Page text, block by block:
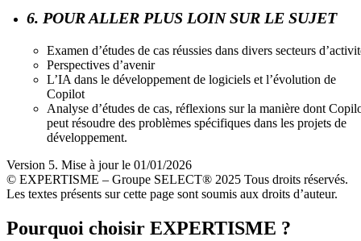
6. POUR ALLER PLUS LOIN SUR LE SUJET
Examen d’études de cas réussies dans divers secteurs
Perspectives d’avenir
L’IA dans le développement de logiciels et l’évolution de
Copilot
Analyse d’études de cas, réflexions sur la manière dont
peut résoudre des problèmes spécifiques dans les projets de
développement.
Version 5. Mise à jour le 01/01/2026
© EXPERTISME – Groupe SELECT® 2025 Tous droits réservés.
Les textes présents sur cette page sont soumis aux droits d’auteur.
Pourquoi choisir EXPERTISME ?